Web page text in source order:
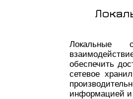
Локальные
обеспечить
сетевое
информацией и